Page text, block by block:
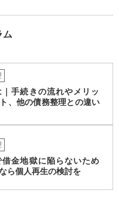
ム
手続きの流れやメリッ
、他の債務整理との違い
金地獄に陥らないため
ら個人再生の検討を